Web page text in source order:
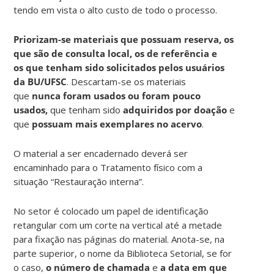
tendo em vista o alto custo de todo o processo.
Priorizam-se materiais que possuam reserva, os
que são de consulta local, os de referência e
os que tenham sido solicitados pelos usuários
da BU/UFSC. Descartam-se os materiais
que nunca foram usados ou foram pouco
usados,que tenham sidoadquiridos por doação e
que possuam mais exemplares no acervo.
O material a ser encadernado deverá ser
encaminhado para o Tratamento físico com a
situação “Restauração interna”.
No setor é colocado um papel de identificação
retangular com um corte na vertical até a metade
para fixação nas páginas do material. Anota-se, na
parte superior, o nome da Biblioteca Setorial, se for
o caso,o número de chamada ea data em que